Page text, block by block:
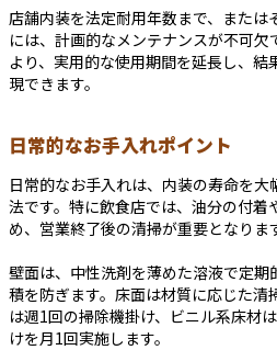
店舗内装を法定耐用年数まで、または
には、計画的なメンテナンスが不可
より、実用的な使用期間を延長し、
現できます。
日常的なお手入れポイント
日常的なお手入れは、内装の寿命を
法です。特に飲食店では、油分の付着
め、営業終了後の清掃が重要となりま
壁面は、中性洗剤を薄めた溶液で定
積を防ぎます。床面は材質に応じた清
は週1回の掃除機掛け、ビニル系床材
けを月1回実施します。